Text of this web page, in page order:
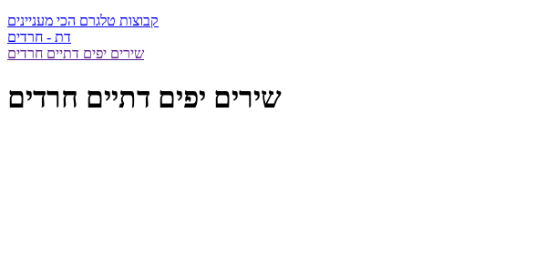
קבוצות טלגרם הכי מעניינים
דת - חרדים
שירים יפים דתיים חרדים
שירים יפים דתיים חרדים